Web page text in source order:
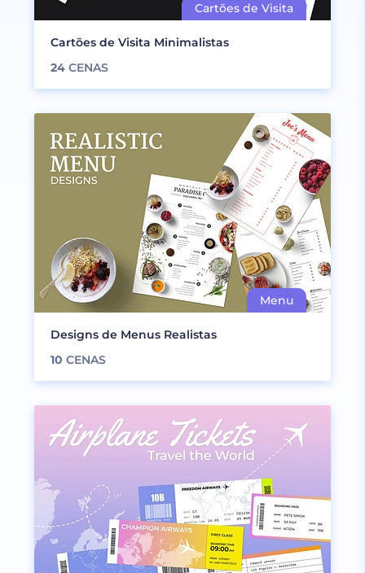
Cartões de Visita Minimalistas
24 CENAS
Designs de Menus Realistas
10 CENAS